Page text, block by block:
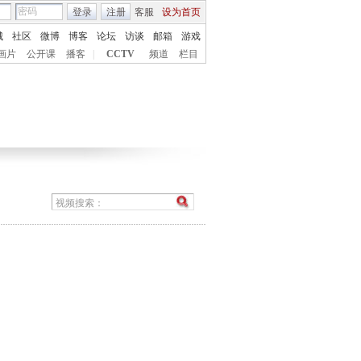
客服 设为首页
登录 注册
社区 微博 博客 论坛 访谈 邮箱
游戏
片
公开课 播客 CCTV 频道 栏目